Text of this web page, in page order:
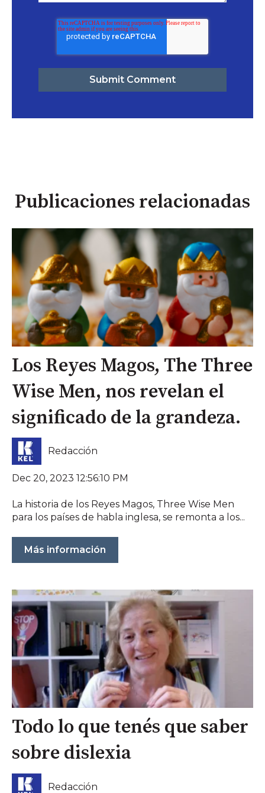
Publicaciones relacionadas
Los Reyes Magos, The Three
Wise Men, nos revelan el
significado de la grandeza.
Redacción
Dec 20, 2023 12:56:10 PM
La historia de los Reyes Magos, Three Wise Men
para los países de habla inglesa, se remonta a los...
Más información
Todo lo que tenés que saber
sobre dislexia
Redacción